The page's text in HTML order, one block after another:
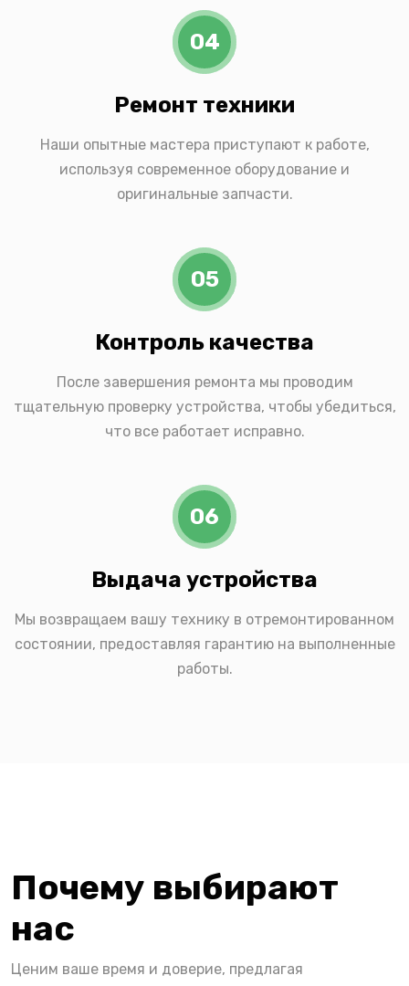
04
Ремонт техники
Наши опытные мастера приступают к работе,
используя современное оборудование и
оригинальные запчасти.
05
Контроль качества
После завершения ремонта мы проводим
тщательную проверку устройства, чтобы убедиться,
что все работает исправно.
06
Выдача устройства
Мы возвращаем вашу технику в отремонтированном
состоянии, предоставляя гарантию на выполненные
работы.
Почему выбирают
нас
Ценим ваше время и доверие, предлагая